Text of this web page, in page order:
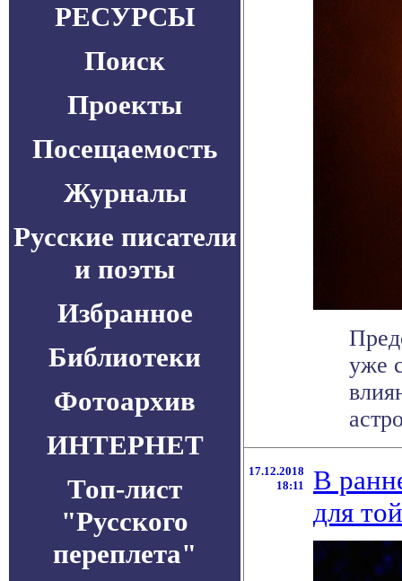
РЕСУРСЫ
Поиск
Проекты
Посещаемость
Журналы
Русские писатели
и поэты
Избранное
Библиотеки
Фотоархив
ИНТЕРНЕТ
Топ-лист
"Русского
переплета"
уже
17.12.2018
18:11
В
для